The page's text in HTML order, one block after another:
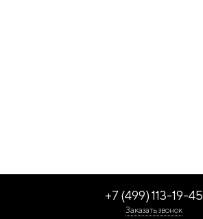
+7 (499) 113-19-45
Заказать звонок